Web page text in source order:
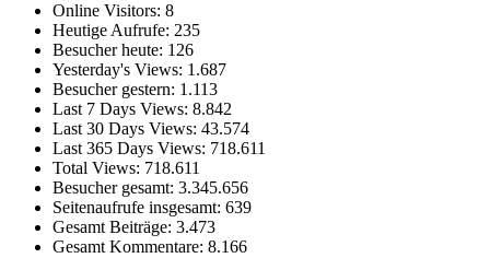
Online Visitors: 8
Heutige Aufrufe: 235
Besucher heute: 126
Yesterday's Views: 1.687
Besucher gestern: 1.113
Last 7 Days Views: 8.842
Last 30 Days Views: 43.574
Last 365 Days Views: 718.611
Total Views: 718.611
Besucher gesamt: 3.345.656
Seitenaufrufe insgesamt: 639
Gesamt Beiträge: 3.473
Gesamt Kommentare: 8.166